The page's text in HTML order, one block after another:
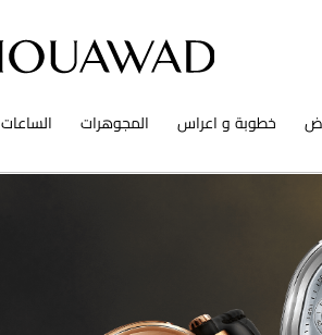
خطوبة و اعراس المجوهرات الساعات